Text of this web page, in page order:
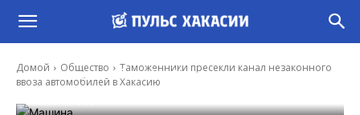
Домой Общество
Таможенники пресекли канал незаконного
ввоза автомобилей в Хакасию
ввоза автомобилей в Хакасию